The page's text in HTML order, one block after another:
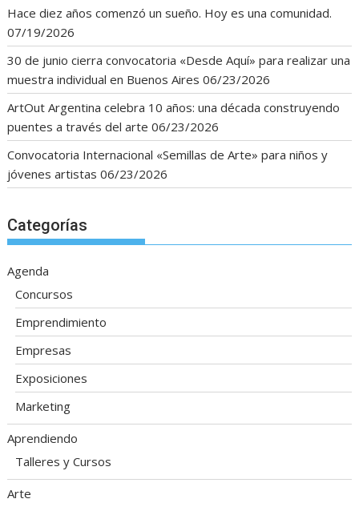
Hace diez años comenzó un sueño. Hoy es una comunidad.
07/19/2026
30 de junio cierra convocatoria «Desde Aquí» para realizar una
muestra individual en Buenos Aires 06/23/2026
ArtOut Argentina celebra 10 años: una década construyendo
puentes a través del arte 06/23/2026
Convocatoria Internacional «Semillas de Arte» para niños y
jóvenes artistas 06/23/2026
Categorías
Agenda
Concursos
Emprendimiento
Empresas
Exposiciones
Marketing
Aprendiendo
Talleres y Cursos
Arte